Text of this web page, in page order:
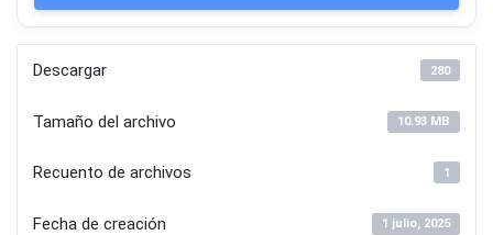
Descargar 280
Tamaño del archivo 10.93 MB
Recuento de archivos 1
Fecha de creación 1 julio, 2025